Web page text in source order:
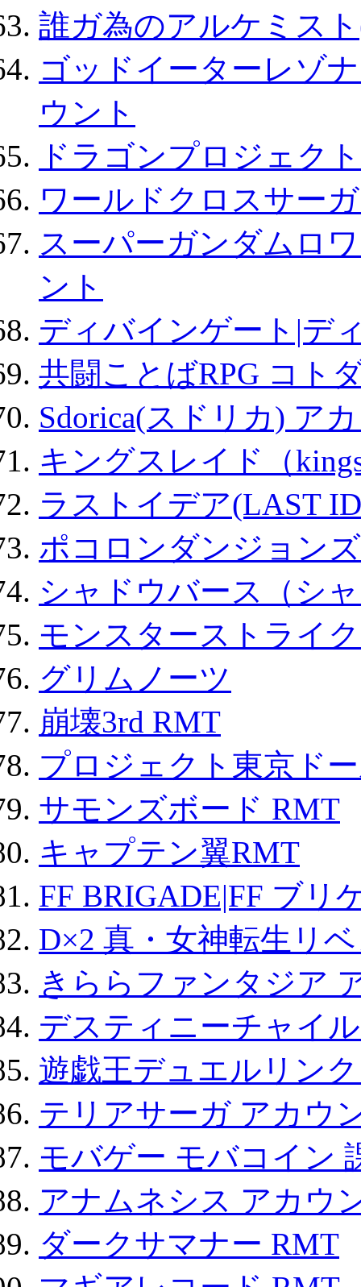
誰ガ為のアルケミス
ゴッドイーターレゾ
ウント
ドラゴンプロジェク
ワールドクロスサー
スーパーガンダムロ
ント
ディバインゲート|デ
共闘ことばRPG コト
Sdorica(スドリカ) ア
キングスレイド（
ラストイデア(LAST
ポコロンダンジョン
シャドウバース（シ
モンスターストライ
グリムノーツ
崩壊3rd RMT
プロジェクト東京ド
サモンズボード RMT
キャプテン翼RMT
FF BRIGADE|FF ブリ
D×2 真・女神転生リ
きららファンタジア
デスティニーチャイ
遊戯王デュエルリン
テリアサーガ アカウ
モバゲー モバコイン
アナムネシス アカウ
ダークサマナー RMT